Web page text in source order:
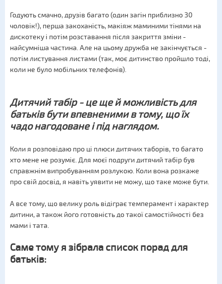
Годують смачно, друзів багато (один загін приблизно 30
чоловік!), перша закоханість, макіяж маминими тінями на
дискотеку і потім розставання після закриття зміни -
найсумніша частина. Але на цьому дружба не закінчується -
потім листування листами (так, моє дитинство пройшло тоді,
коли не було мобільних телефонів).
Дитячий табір - це ще й можливість для
батьків бути впевненими в тому, що їх
чадо нагодоване і під наглядом.
Коли я розповідаю про ці плюси дитячих таборів, то багато
хто мене не розуміє. Для моєї подруги дитячий табір був
справжнім випробуванням розлукою. Коли вона розкаже
про свій досвід, я навіть уявити не можу, що таке може бути.
А все тому, що велику роль відіграє темперамент і характер
дитини, а також його готовність до такої самостійності без
мами і тата.
Саме тому я зібрала список порад для
батьків: